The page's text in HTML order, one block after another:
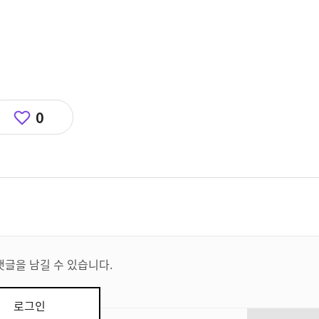
0
글을 남길 수 있습니다.
로그인